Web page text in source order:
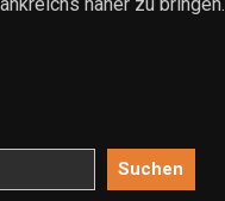
Suchen